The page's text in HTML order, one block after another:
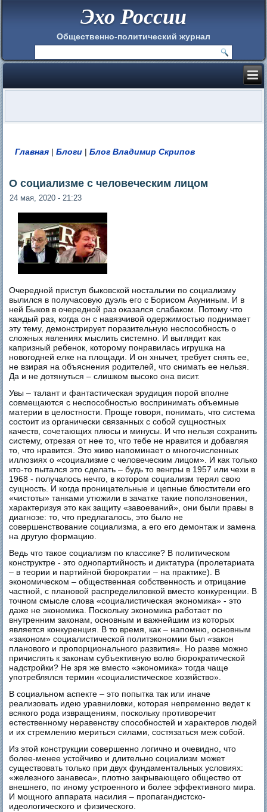
Эхо России
Общественно-политический журнал
Вы здесь
Главная |Блоги |Блог Владимир Скрипов
О социализме с человеческим лицом
24 мая, 2020 - 21:23
Очередной приступ быковской ностальгии по социализму
вылился в получасовую дуэль его с Борисом Акуниным. И в
ней Быков в очередной раз оказался слабаком. Потому что
каждый раз, когда он с навязчивой одержимостью поднимает
эту тему, демонстрирует поразительную неспособность о
сложных явлениях мыслить системно. И выглядит как
капризный ребенок, которому понравилась игрушка на
новогодней елке на площади. И он хнычет, требует снять ее,
не взирая на объяснения родителей, что снимать ее нельзя.
Да и не дотянуться – слишком высоко она висит.
Увы – талант и фантастическая эрудиция порой вполне
совмещаются с неспособностью воспринимать объемные
материи в целостности. Проще говоря, понимать, что система
состоит из органически связанных с собой сущностных
качеств, сочетающих плюсы и минусы. И что нельзя сохранить
систему, отрезая от нее то, что тебе не нравится и добавляя
то, что нравится. Это живо напоминает о многочисленных
иллюзиях о «социализме с человеческим лицом». И как только
кто-то пытался это сделать – будь то венгры в 1957 или чехи в
1968 - получалось нечто, в котором социализм терял свою
сущность. И когда проницательные и цепные блюстители его
«чистоты» танками утюжили в зачатке такие поползновения,
характеризуя это как защиту «завоеваний», они были правы в
диагнозе: то, что предлагалось, это было не
совершенствование социализма, а его его демонтаж и замена
на другую формацию.
Ведь что такое социализм по классике? В политическом
конструктре - это однопартийность и диктатура (пролетариата
– в теории и партийной бюрократии – на практике). В
экономическом – общественная собственность и отрицание
частной, с плановой распределиловкой вместо конкуренции. В
точном смысле слова «социалистическая экономика» - это
даже не экономика. Поскольку экономика работает по
внутренним законам, основным и важнейшим из которых
является конкуренция. В то время, как – напомню, основным
«законом» социалистической политэкономии был «закон
планового и пропорционального развития». Но разве можно
причислять к законам субъективную волю бюрократической
надстройки? Не зря же вместо «экономика» тогда чаще
употреблялся термин «социалистическое хозяйство».
В социальном аспекте – это попытка так или иначе
реализовать идею уравниловки, которая непременно ведет к
всякого рода извращениям, поскольку противоречит
естественному неравенству способностей и характеров людей
и их стремлению мериться силами, состязаться меж собой.
Из этой конструкции совершенно логично и очевидно, что
более-менее устойчиво и длительно социализм может
существовать только при двух фундаментальных условиях:
«железного занавеса», плотно закрывающего общество от
внешнего, по иному устроенного и более эффективного мира.
И мощного аппарата насилия – пропагандистско-
идеологического и физического.